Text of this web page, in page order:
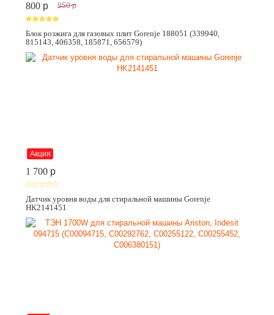
800 p 950 p
Блок розжига для газовых плит Gorenje 188051 (339940,
815143, 406358, 185871, 656579)
Акция
1 700 p
Датчик уровня воды для стиральной машины Gorenje
HK2141451